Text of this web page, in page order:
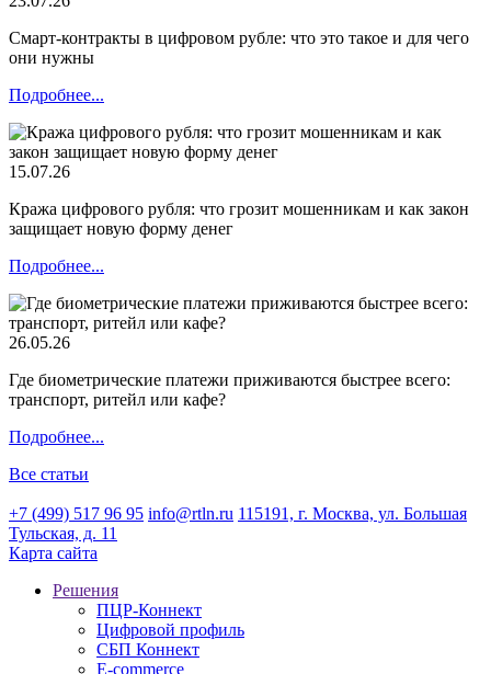
Смарт-контракты в цифровом рубле: что это такое и для чего
они нужны
Подробнее...
15.07.26
Кража цифрового рубля: что грозит мошенникам и как закон
защищает новую форму денег
Подробнее...
26.05.26
Где биометрические платежи приживаются быстрее всего:
транспорт, ритейл или кафе?
Подробнее...
Все статьи
+7 (499) 517 96 95 info@rtln.ru 115191, г. Москва, ул. Большая
Тульская, д. 11
Карта сайта
Решения
ПЦР-Коннект
Цифровой профиль
СБП Коннект
E-commerce